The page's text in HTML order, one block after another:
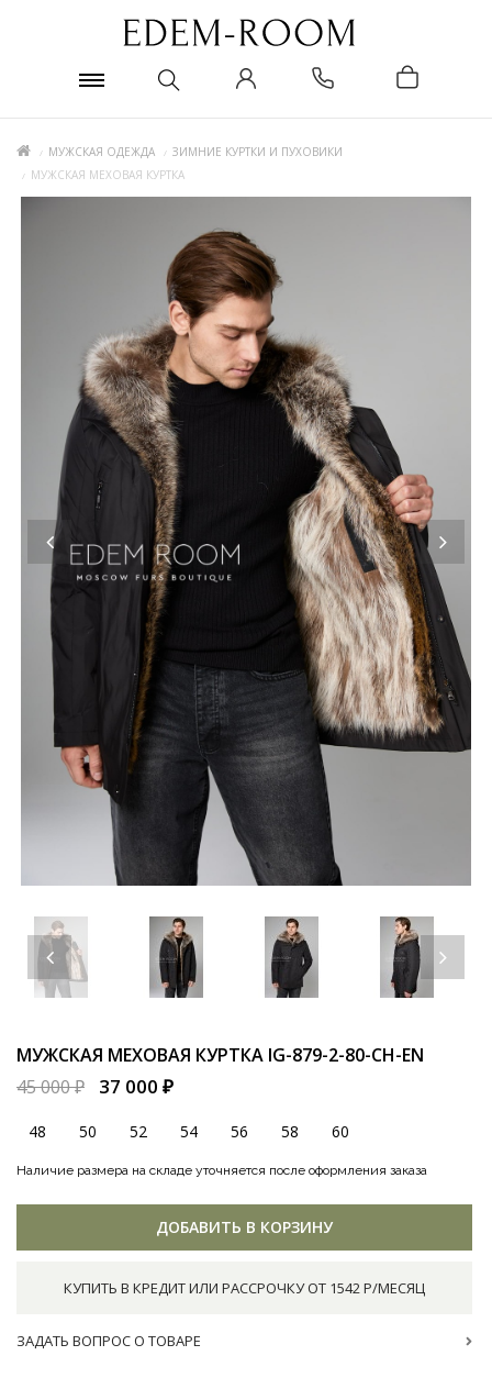
МУЖСКАЯ ОДЕЖДА
ЗИМНИЕ КУРТКИ И ПУХОВИКИ
МУЖСКАЯ МЕХОВАЯ КУРТКА
МУЖСКАЯ МЕХОВАЯ КУРТКА IG-879-2-80-CH-EN
45 000 ₽
37 000 ₽
48 50 52 54 56 58 60
Наличие размера на складе уточняется после оформления заказа
ДОБАВИТЬ В КОРЗИНУ
КУПИТЬ В КРЕДИТ ИЛИ РАССРОЧКУ ОТ 1542 Р/МЕСЯЦ
ЗАДАТЬ ВОПРОС О ТОВАРЕ